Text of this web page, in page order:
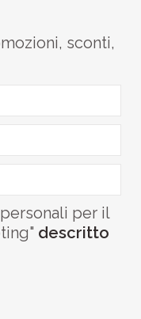
sconti,
per il
descritto